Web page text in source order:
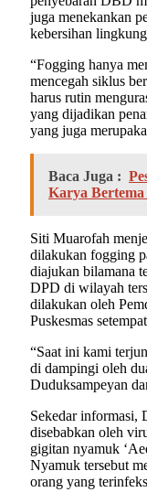
juga menekankan
kebersihan
“Fogging hanya
mencegah siklus
harus rutin
yang dijadikan
yang juga
Baca Juga :
Karya
Siti Muarofah
dilakukan fogging
diajukan bilamana
DPD di wilayah
dilakukan oleh
Puskesmas
“Saat ini kami
di dampingi oleh
Duduksampeyan
Sekedar informasi,
disebabkan oleh
gigitan nyamuk
Nyamuk tersebut
orang yang